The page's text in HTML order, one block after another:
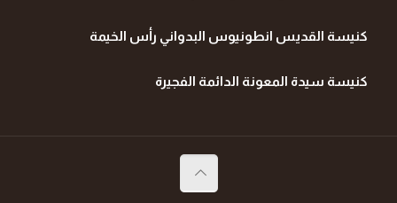
كنيسة القديس انطونيوس البدواني رأس الخيمة
كنيسة سيدة المعونة الدائمة الفجيرة